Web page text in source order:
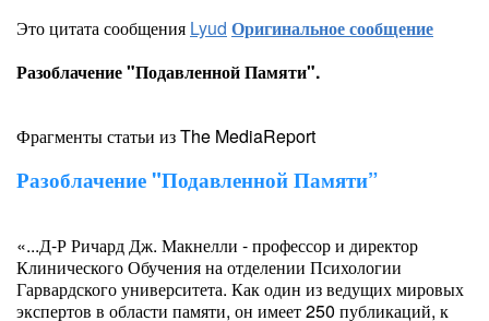
Это цитата сообщения Lyud Оригинальное сообщение
Разоблачение "Подавленной Памяти".
Фрагменты статьи из The MediaReport
Разоблачение "Подавленной Памяти”
«...Д-Р Ричард Дж. Макнелли - профессор и директор
Клинического Обучения на отделении Психологии
Гарвардского университета. Как один из ведущих мировых
экспертов в области памяти, он имеет 250 публикаций, к